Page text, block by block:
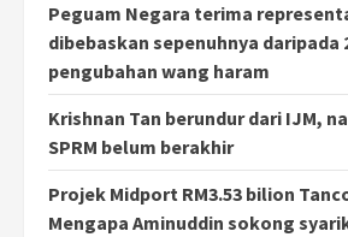
Peguam Negara terima
dibebaskan sepenuhnya daripada
pengubahan wang haram
Krishnan Tan berundur dari IJM,
SPRM belum berakhir
Projek Midport RM3.53 bilion
Mengapa Aminuddin sokong